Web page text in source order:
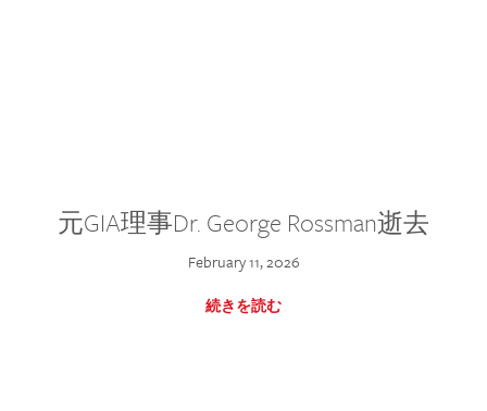
元GIA理事Dr. George Rossman逝去
February 11, 2026
続きを読む